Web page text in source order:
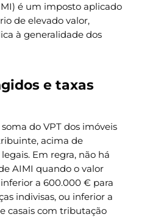
é um imposto aplicado
de elevado valor,
à generalidade dos
e taxas
do VPT dos imóveis
acima de
Em regra, não há
AIMI quando o valor
a 600.000 € para
indivisas, ou inferior a
casais com tributação